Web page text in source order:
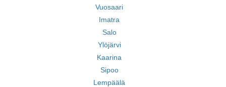
Vuosaari
Imatra
Salo
Ylöjärvi
Kaarina
Sipoo
Lempäälä